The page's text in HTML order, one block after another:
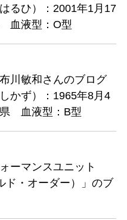
るひ）：2001年1月17
血液型：O型
川敏和さんのブログ
かず）：1965年8月4
血液型：B型
ーマンスユニット
ド・オーダー）」のブ